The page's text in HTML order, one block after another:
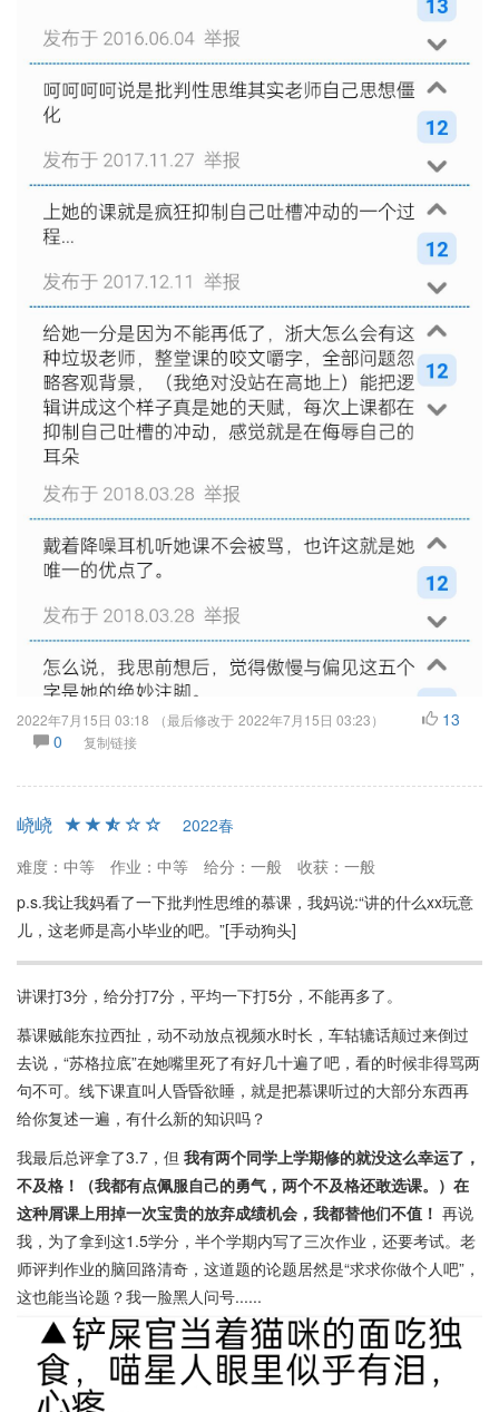
2022年7月15日 03:18 （最后修改于 2022年7月15日 03:23）
13
0
复制链接
峣峣
2022春
难度：中等
作业：中等 给分：一般
收获：一般
p.s.我让我妈看了一下批判性思维的慕课，我妈说:“讲的什么xx玩意
儿，这老师是高小毕业的吧。”[手动狗头]
讲课打3分，给分打7分，平均一下打5分，不能再多了。
慕课贼能东拉西扯，动不动放点视频水时长，车轱辘话颠过来倒过
去说，“苏格拉底”在她嘴里死了有好几十遍了吧，看的时候非得骂两
句不可。线下课直叫人昏昏欲睡，就是把慕课听过的大部分东西再
给你复述一遍，有什么新的知识吗？
我最后总评拿了3.7，但 我有两个同学上学期修的就没这么幸运了，
不及格！（我都有点佩服自己的勇气，两个不及格还敢选课。）在
这种屑课上用掉一次宝贵的放弃成绩机会，我都替他们不值！ 再说
我，为了拿到这1.5学分，半个学期内写了三次作业，还要考试。老
师评判作业的脑回路清奇，这道题的论题居然是“求求你做个人吧”，
这也能当论题？我一脸黑人问号......